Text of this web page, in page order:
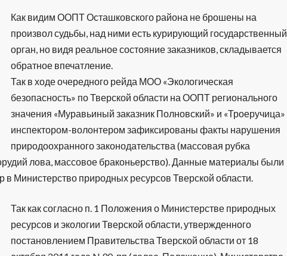
Как видим ООПТ Осташковского района не брошены на
произвол судьбы, над ними есть курирующий государственный
орган, но видя реальное состояние заказников, складывается
обратное впечатление.
Так в ходе очередного рейда МОО «Экологическая
безопасность» по Тверской области на ООПТ регионального
значения «Муравьиный заказник Полновский» и «Троеручица»
инспектором-волонтером зафиксированы факты нарушения
природоохранного законодательства (массовая рубка
лова, массовое браконьерство). Данные материалы были
Министерство природных ресурсов Тверской области.
Так как согласно п. 1 Положения о Министерстве природных
ресурсов и экологии Тверской области, утвержденного
постановлением Правительства Тверской области от 18